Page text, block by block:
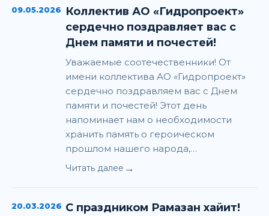
09.05.2026
Коллектив АО «Гидропроект»
сердечно поздравляет вас с
Днем памяти и почестей!
Уважаемые соотечественники! От
имени коллектива АО «Гидропроект»
сердечно поздравляем вас с Днем
памяти и почестей! Этот день
напоминает нам о необходимости
хранить память о героическом
прошлом нашего народа,…
Читать далее →
20.03.2026 С праздником Рамазан хайит!